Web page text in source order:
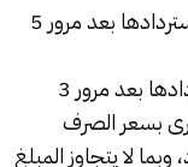
-إيداع مبلغ 750 ألف دولار أمريكى ويتم استردادها بعد مرور 5
-إيداع مبلغ مليون دولار أمريكي ويتم استردادها بعد مرور 3
بسعر الصرف
لا يتجاوز المبلغ